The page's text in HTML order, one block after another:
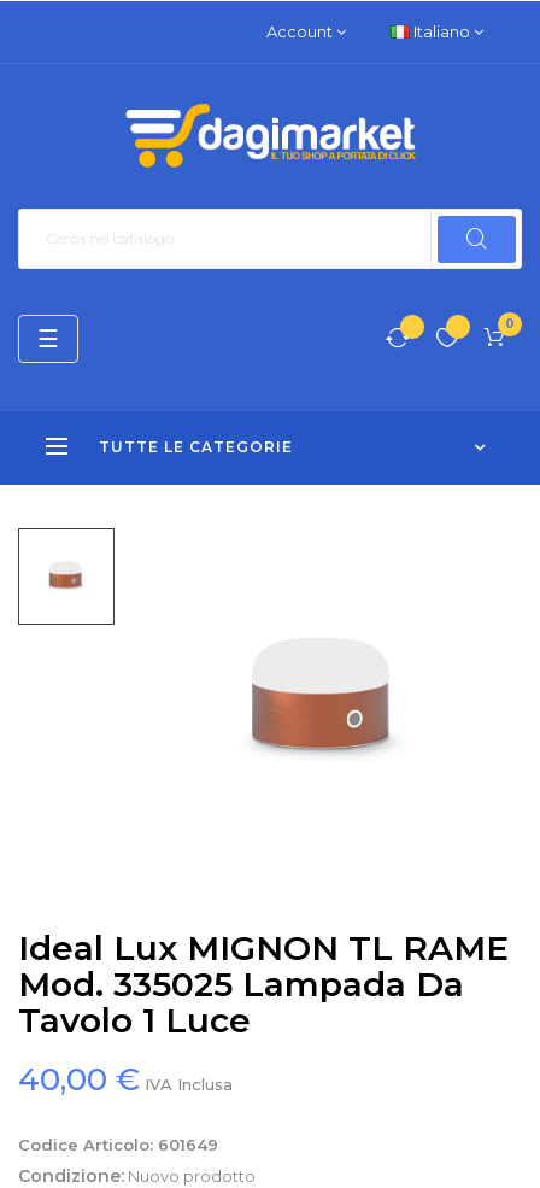
Account Italiano
0
TUTTE LE CATEGORIE
navigazione
Toggle
☰
Ideal Lux MIGNON TL RAME
Mod. 335025 Lampada Da
Tavolo 1 Luce
40,00 € IVA Inclusa
Codice Articolo: 601649
Condizione: Nuovo prodotto